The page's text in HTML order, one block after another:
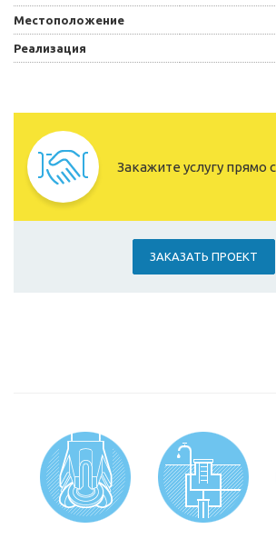
Местоположение
Реализация
Закажите услугу прямо
ЗАКАЗАТЬ ПРОЕКТ